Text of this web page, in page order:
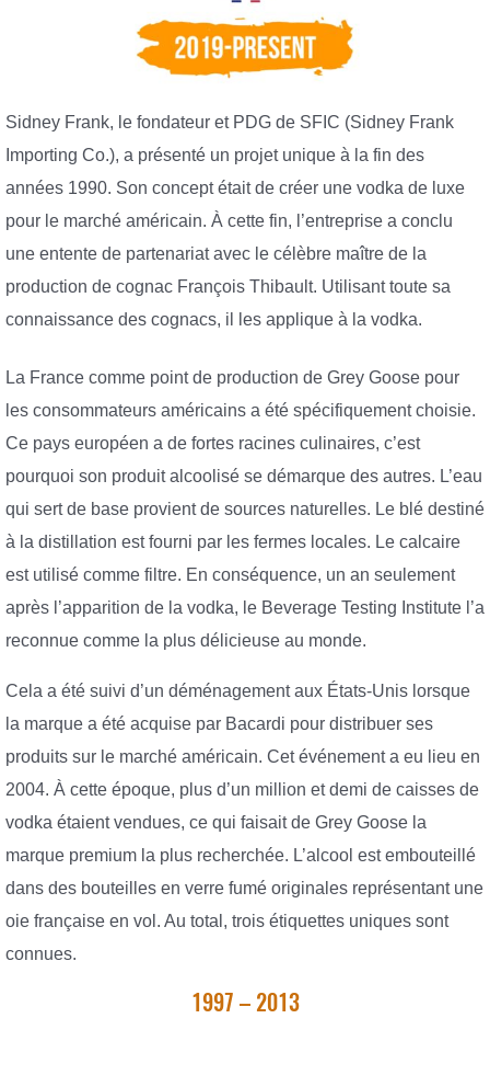
Sidney Frank, le fondateur et PDG de SFIC (Sidney Frank
Importing Co.), a présenté un projet unique à la fin des
années 1990. Son concept était de créer une vodka de luxe
pour le marché américain. À cette fin, l’entreprise a conclu
une entente de partenariat avec le célèbre maître de la
production de cognac François Thibault. Utilisant toute sa
connaissance des cognacs, il les applique à la vodka.
La France comme point de production de Grey Goose pour
les consommateurs américains a été spécifiquement choisie.
Ce pays européen a de fortes racines culinaires, c’est
pourquoi son produit alcoolisé se démarque des autres. L’eau
qui sert de base provient de sources naturelles. Le blé destiné
à la distillation est fourni par les fermes locales. Le calcaire
est utilisé comme filtre. En conséquence, un an seulement
après l’apparition de la vodka, le Beverage Testing Institute l’a
reconnue comme la plus délicieuse au monde.
Cela a été suivi d’un déménagement aux États-Unis lorsque
la marque a été acquise par Bacardi pour distribuer ses
produits sur le marché américain. Cet événement a eu lieu en
2004. À cette époque, plus d’un million et demi de caisses de
vodka étaient vendues, ce qui faisait de Grey Goose la
marque premium la plus recherchée. L’alcool est embouteillé
dans des bouteilles en verre fumé originales représentant une
oie française en vol. Au total, trois étiquettes uniques sont
connues.
1997 – 2013